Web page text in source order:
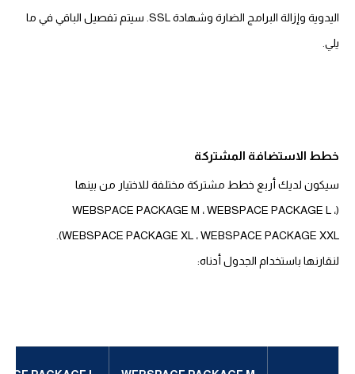
اليدوية وإزالة البرامج الضارة وشهادة SSL. سيتم تفصيل الباقي في ما
يلي.
خطط الاستضافة المشتركة
سيكون لديك أربع خطط مشتركة مختلفة للاختيار من بينها
(WEBSPACE PACKAGE M ، WEBSPACE PACKAGE L ،
WEBSPACE PACKAGE XL ، WEBSPACE PACKAGE XXL).
لنقارنها باستخدام الجدول أدناه: